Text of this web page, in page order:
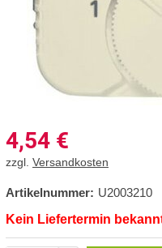
4,54 €
zzgl. Versandkosten
Artikelnummer: U2003210
Kein Liefertermin